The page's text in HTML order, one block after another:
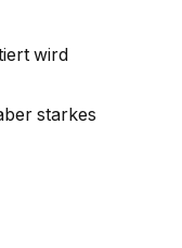
wird
starkes